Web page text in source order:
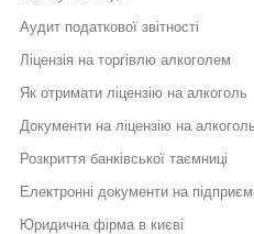
Аудит податкової звітності
Ліцензія на торгівлю алкоголем
Як отримати ліцензію на алкоголь
Документи на ліцензію на алкоголь
Розкриття банківської таємниці
Електронні документи на
Юридична фірма в києві